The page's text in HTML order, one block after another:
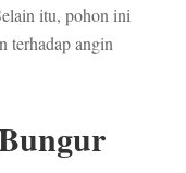
itu, pohon ini
terhadap angin